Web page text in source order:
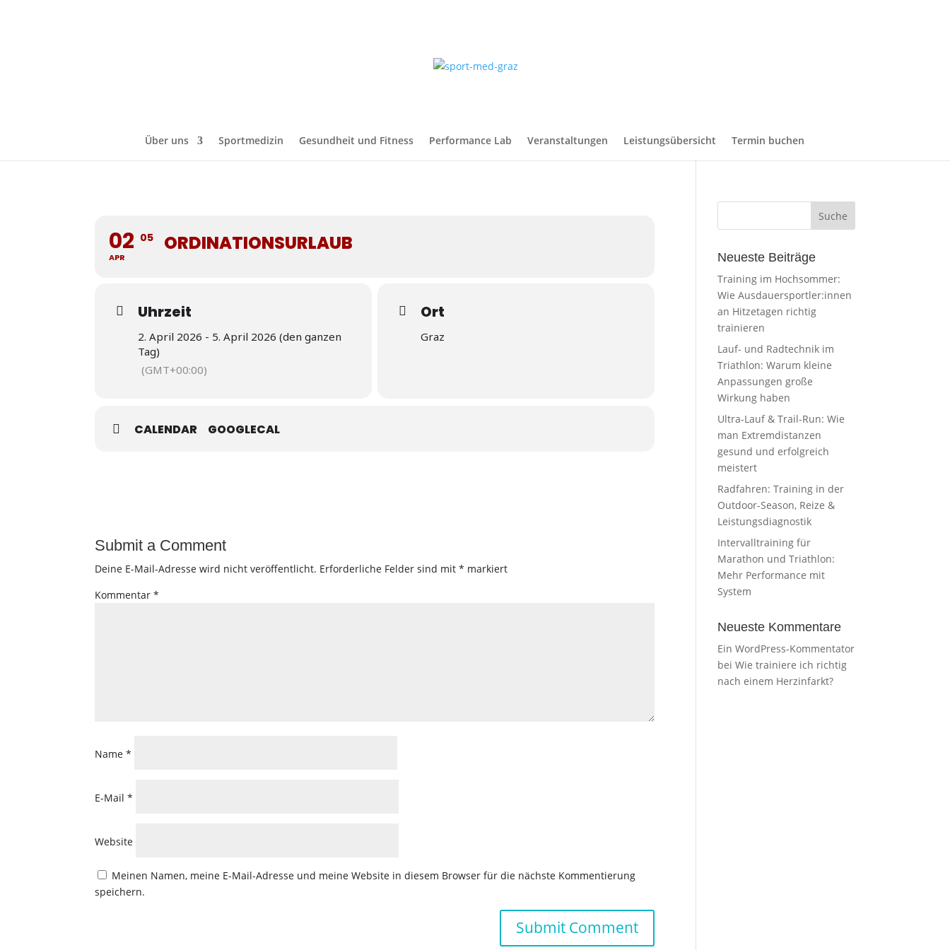
Über uns Sportmedizin Gesundheit und Fitness Performance Lab Veranstaltungen Leistungsübersicht Termin buchen
02
APR
05 ORDINATIONSURLAUB
Uhrzeit
2. April 2026 - 5. April 2026 (den ganzen
Tag)
(GMT+00:00)
Ort
Graz
CALENDAR GOOGLECAL
Submit a Comment
Deine E-Mail-Adresse wird nicht veröffentlicht. Erforderliche Felder sind mit* markiert
Kommentar*
Name*
E-Mail*
Website
Meinen Namen, meine E-Mail-Adresse und meine Website in diesem Browser für die nächste Kommentierung
speichern.
Neueste Beiträge
Training im Hochsommer:
Wie Ausdauersportler:innen
an Hitzetagen richtig
trainieren
Lauf- und Radtechnik im
Triathlon: Warum kleine
Anpassungen große
Wirkung haben
Ultra-Lauf & Trail-Run: Wie
man Extremdistanzen
gesund und erfolgreich
meistert
Radfahren: Training in der
Outdoor-Season, Reize &
Leistungsdiagnostik
Intervalltraining für
Marathon und Triathlon:
Mehr Performance mit
System
Neueste Kommentare
Ein WordPress-Kommentator
beiWie trainiere ich richtig
nach einem Herzinfarkt?